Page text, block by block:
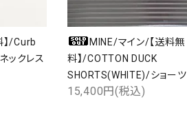
】/Curb
ックレス
MINE/マイン/【送料無
料】/COTTON DUCK
SHORTS(WHITE)/ショーツ
15,400円(税込)